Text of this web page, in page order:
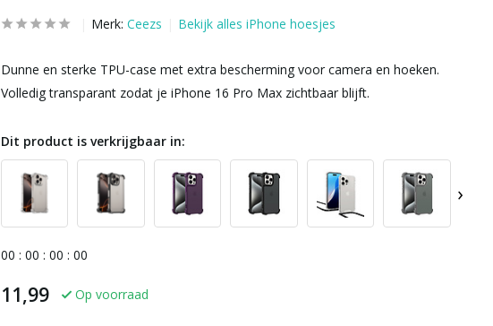
Merk: Ceezs Bekijk alles iPhone hoesjes
Dunne en sterke TPU-case met extra bescherming voor camera en hoeken.
Volledig transparant zodat je iPhone 16 Pro Max zichtbaar blijft.
Dit product is verkrijgbaar in:
›
00 : 00 : 00 : 00
11,99 Op voorraad